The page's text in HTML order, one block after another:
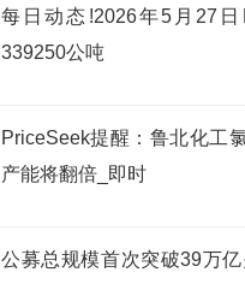
每日动态!2026年5月27日
339250公吨
PriceSeek提醒：鲁北化工
产能将翻倍_即时
公募总规模首次突破39万